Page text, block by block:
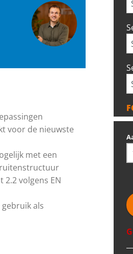
voor de nieuwste
met een
2.2 volgens EN
als